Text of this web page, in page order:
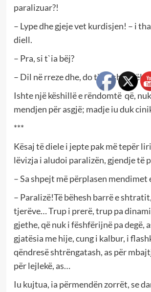
paralizuar?!
– Lype dhe gjeje vet kurdisjen! – i
diell.
– Pra, si t`ia bëj?
– Dil në rreze dhe, do t`i kesh
Ishte një këshillë e rëndomtë që,
mendjen për asgjë; madje iu duk
***
Kësaj të diele i jepte pak më tepër
lëvizja i aludoi paralizën, gjendje të
– Sa shpejt më përplasen mendimet
– Paralizë!Të bëhesh barrë e
tjerëve… Trup i prerë, trup pa
gjethe, që nuk i fëshfërijnë pa degë,
gjatësia me hije, cung i kalbur, i
qëndresë shtrëngatash, as për
për lejlekë, as…
Iu kujtua, ia përmendën zorrët, se